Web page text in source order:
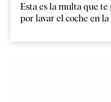
Esta es la multa que
por lavar el coche en la